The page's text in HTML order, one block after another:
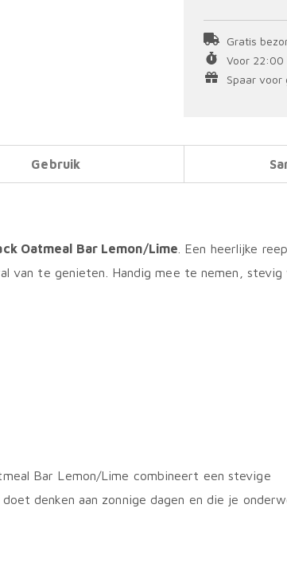
Gratis
Voor 22:00
Spaar voor
Gebruik
Oatmeal Bar Lemon/Lime . Een heerlijke
van te genieten. Handig mee te nemen, stevig
Bar Lemon/Lime combineert een stevige
denken aan zonnige dagen en die je